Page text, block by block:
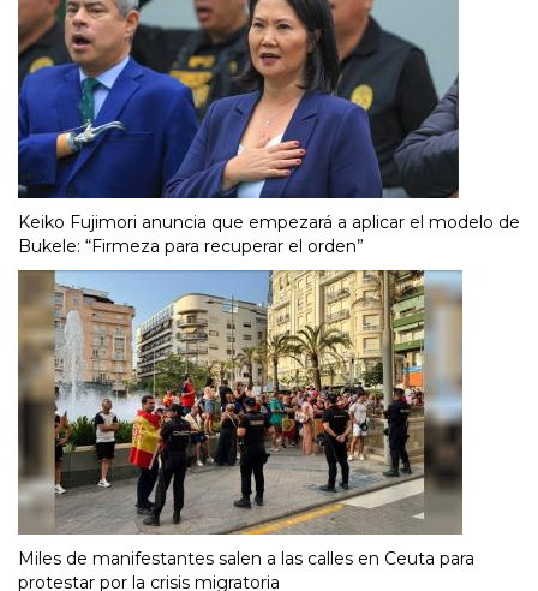
Keiko Fujimori anuncia que empezará a aplicar el modelo de
Bukele: “Firmeza para recuperar el orden”
Miles de manifestantes salen a las calles en Ceuta para
protestar por la crisis migratoria